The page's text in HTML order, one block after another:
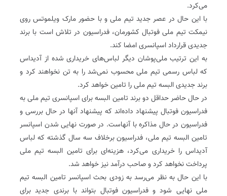
می‌کرد.
با این حال در عصر جدید تیم ملی و با حضور مارک ویلموتس روی
نیمکت تیم ملی فوتبال کشورمان، فدراسیون در تلاش است با برند
جدیدی قرارداد اسپانسری امضا کند.
به این ترتیب ملی‌پوشان‌ دیگر لباس‌های خریداری شده از آدیداس
که لباس رسمی تیم ملی محسوب نمی‌شد را به تن نخواهند کرد و
برند جدیدی البسه تیم ملی را تامین خواهد کرد.
در حال حاضر حداقل دو برند تامین البسه برای اسپانسری تیم ملی به
فدراسیون فوتبال پیشنهاد داده‌اند که پیشنهاد آنها در حال بررسی و
فدراسیون در حال مذاکره با آنهاست. در صورت نهایی شدن اسپانسر
تامین البسه تیم ملی، فدراسیون برخلاف سه سال گذشته که لباس
آدیداس را خریداری می‌کرد، هزینه‌ای برای تامین البسه تیم ملی
پرداخت نخواهد کرد و صاحب درآمد نیز خواهد شد.
با این حال به نظر می‌رسد به زودی بحث اسپانسر تامین البسه تیم
ملی نهایی شود و فدراسیون فوتبال بتواند با برندی جدید برای